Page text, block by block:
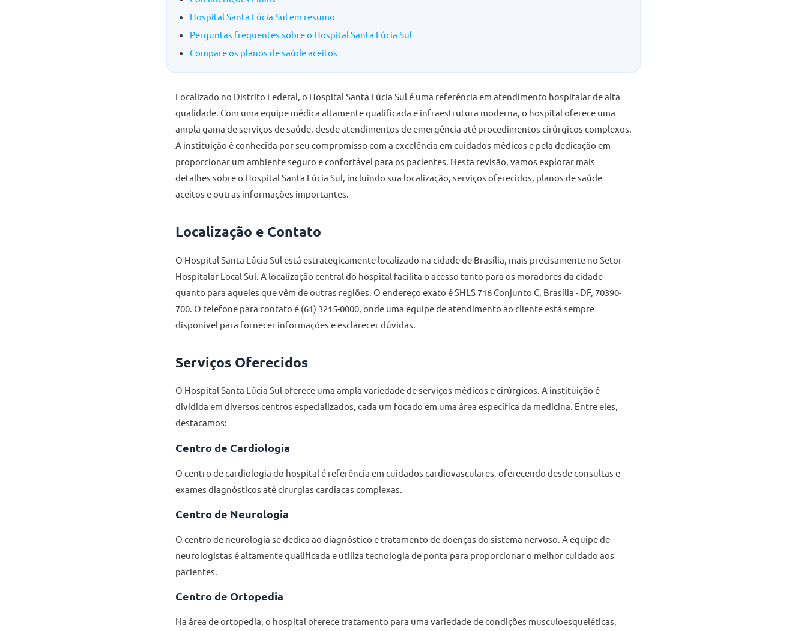
Hospital Santa Lúcia Sul em resumo
Perguntas frequentes sobre o Hospital Santa Lúcia Sul
Compare os planos de saúde aceitos
Localizado no Distrito Federal, o Hospital Santa Lúcia Sul é uma referência em atendimento hospitalar de alta
qualidade. Com uma equipe médica altamente qualificada e infraestrutura moderna, o hospital oferece uma
ampla gama de serviços de saúde, desde atendimentos de emergência até procedimentos cirúrgicos complexos.
A instituição é conhecida por seu compromisso com a excelência em cuidados médicos e pela dedicação em
proporcionar um ambiente seguro e confortável para os pacientes. Nesta revisão, vamos explorar mais
detalhes sobre o Hospital Santa Lúcia Sul, incluindo sua localização, serviços oferecidos, planos de saúde
aceitos e outras informações importantes.
Localização e Contato
O Hospital Santa Lúcia Sul está estrategicamente localizado na cidade de Brasília, mais precisamente no Setor
Hospitalar Local Sul. A localização central do hospital facilita o acesso tanto para os moradores da cidade
quanto para aqueles que vêm de outras regiões. O endereço exato é SHLS 716 Conjunto C, Brasília - DF, 70390-
700. O telefone para contato é (61) 3215-0000, onde uma equipe de atendimento ao cliente está sempre
disponível para fornecer informações e esclarecer dúvidas.
Serviços Oferecidos
O Hospital Santa Lúcia Sul oferece uma ampla variedade de serviços médicos e cirúrgicos. A instituição é
dividida em diversos centros especializados, cada um focado em uma área específica da medicina. Entre eles,
destacamos:
Centro de Cardiologia
O centro de cardiologia do hospital é referência em cuidados cardiovasculares, oferecendo desde consultas e
exames diagnósticos até cirurgias cardíacas complexas.
Centro de Neurologia
O centro de neurologia se dedica ao diagnóstico e tratamento de doenças do sistema nervoso. A equipe de
neurologistas é altamente qualificada e utiliza tecnologia de ponta para proporcionar o melhor cuidado aos
pacientes.
Centro de Ortopedia
Na área de ortopedia, o hospital oferece tratamento para uma variedade de condições musculoesqueléticas,